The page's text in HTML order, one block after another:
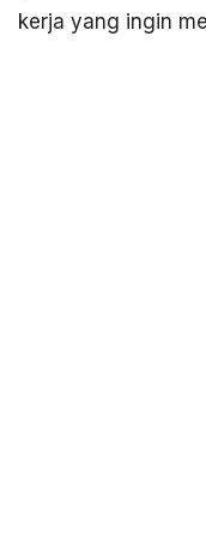
kerja yang ingin